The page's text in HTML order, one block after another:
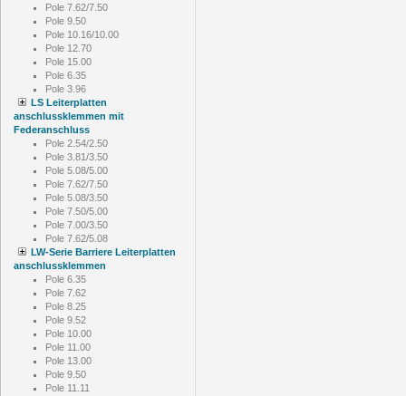
Pole 7.62/7.50
Pole 9.50
Pole 10.16/10.00
Pole 12.70
Pole 15.00
Pole 6.35
Pole 3.96
LS Leiterplatten
anschlussklemmen mit
Federanschluss
Pole 2.54/2.50
Pole 3.81/3.50
Pole 5.08/5.00
Pole 7.62/7.50
Pole 5.08/3.50
Pole 7.50/5.00
Pole 7.00/3.50
Pole 7.62/5.08
LW-Serie Barriere Leiterplatten
anschlussklemmen
Pole 6.35
Pole 7.62
Pole 8.25
Pole 9.52
Pole 10.00
Pole 11.00
Pole 13.00
Pole 9.50
Pole 11.11